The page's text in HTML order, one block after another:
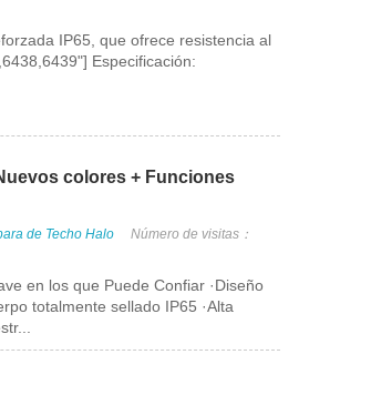
IP65, que ofrece resistencia al
Especificación:
colores + Funciones
de Techo Halo
Número de visitas：
en los que Puede Confiar ·Diseño
totalmente sellado IP65 ·Alta